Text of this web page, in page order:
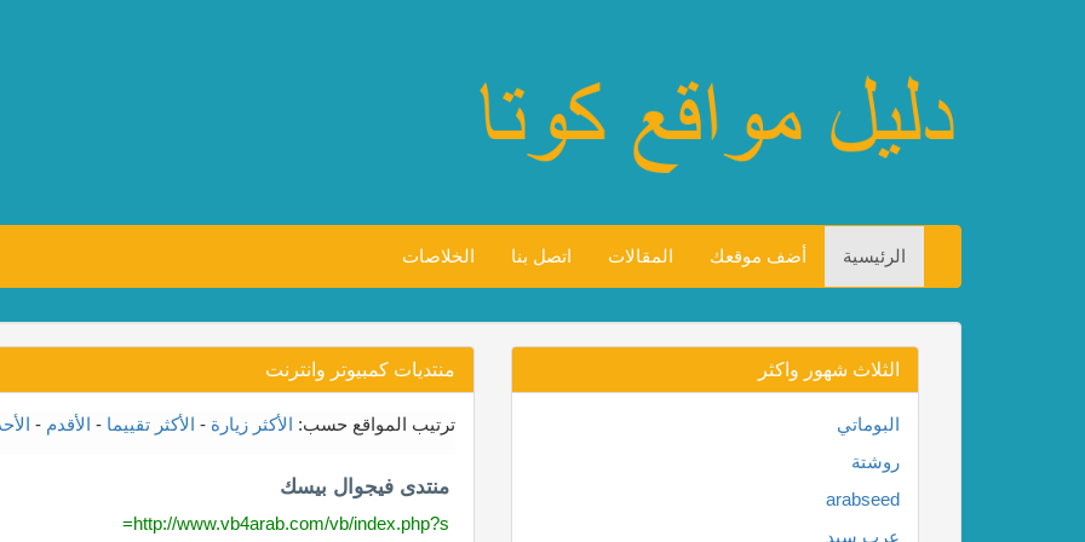
الرئيسية أضف موقعك المقالات اتصل بنا الخلاصات
منتديات كمبيوتر وانترنت
ترتيب المواقع حسب: الأكثر زيارة - الأكثر تقييما - الأقدم -
منتدى فيجوال بيسك
http://www.vb4arab.com/vb/index.php?s=
الثلاث شهور واكثر
البوماتي
روشتة
arabseed
عرب سيد